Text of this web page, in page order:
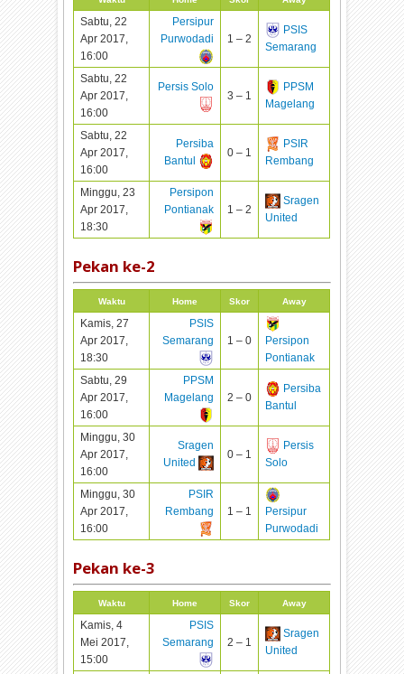
Sabtu, 22
Apr 2017,
16:00
Persipur
Purwodadi
1 – 2
PSIS
Semarang
Sabtu, 22
Apr 2017,
16:00
Persis Solo
3 – 1
PPSM
Magelang
Sabtu, 22
Apr 2017,
16:00
Persiba
Bantul
0 – 1
PSIR
Rembang
Minggu, 23
Apr 2017,
18:30
Persipon
Pontianak
1 – 2
Sragen
United
Pekan ke-2
Waktu Home Skor Away
Kamis, 27
Apr 2017,
18:30
PSIS
Semarang
1 – 0
Persipon
Pontianak
Sabtu, 29
Apr 2017,
16:00
PPSM
Magelang
2 – 0
Persiba
Bantul
Minggu, 30
Apr 2017,
16:00
Sragen
United
0 – 1
Persis
Solo
Minggu, 30
Apr 2017,
16:00
PSIR
Rembang
1 – 1
Persipur
Purwodadi
Pekan ke-3
Waktu Home Skor Away
Kamis, 4
Mei 2017,
15:00
PSIS
Semarang
2 – 1
Sragen
United